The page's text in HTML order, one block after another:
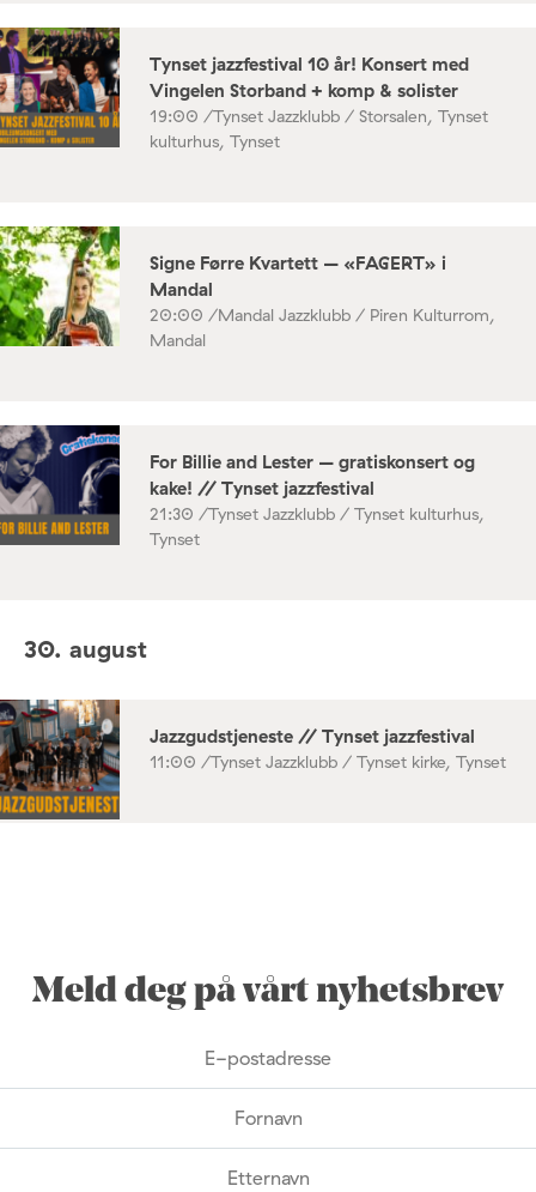
Tynset jazzfestival 10 år! Konsert med
Vingelen Storband + komp & solister
19:00 /Tynset Jazzklubb / Storsalen, Tynset
kulturhus, Tynset
Signe Førre Kvartett – «FAGERT» i
Mandal
20:00 /Mandal Jazzklubb / Piren Kulturrom,
Mandal
For Billie and Lester – gratiskonsert og
kake! // Tynset jazzfestival
21:30 /Tynset Jazzklubb / Tynset kulturhus,
Tynset
30. august
Jazzgudstjeneste // Tynset jazzfestival
11:00 /Tynset Jazzklubb / Tynset kirke, Tynset
Meld deg på vårt nyhetsbrev